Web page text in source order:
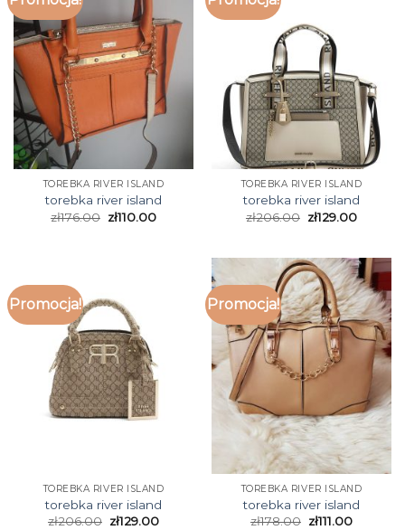
TOREBKA RIVER ISLAND
torebka river island
zł176.00 zł110.00
TOREBKA RIVER ISLAND
torebka river island
zł206.00 zł129.00
Promocja!
TOREBKA RIVER ISLAND
torebka river island
zł206.00 zł129.00
Promocja!
TOREBKA RIVER ISLAND
torebka river island
zł178.00 zł111.00